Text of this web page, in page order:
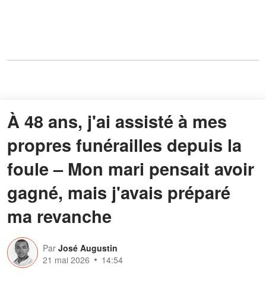
À 48 ans, j'ai assisté à mes
propres funérailles depuis la
foule – Mon mari pensait avoir
gagné, mais j'avais préparé
ma revanche
Par José Augustin
21 mai 2026
14:54